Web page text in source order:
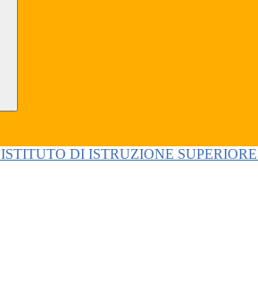
ISTITUTO DI ISTRUZIONE SUPERIORE